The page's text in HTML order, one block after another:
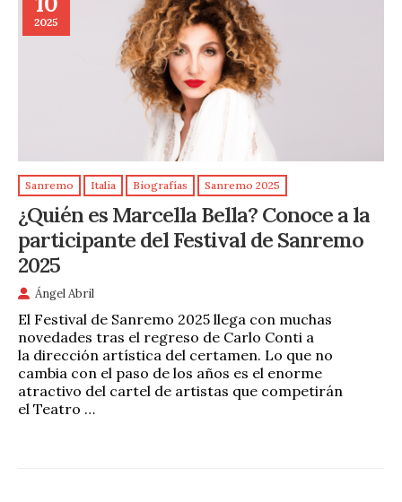
2025
Sanremo Italia Biografías Sanremo 2025
¿Quién es Marcella Bella? Conoce a la
participante del Festival de Sanremo
2025
Ángel Abril
El Festival de Sanremo 2025 llega con muchas
novedades tras el regreso de Carlo Conti a
la dirección artística del certamen. Lo que no
cambia con el paso de los años es el enorme
atractivo del cartel de artistas que competirán
el Teatro …